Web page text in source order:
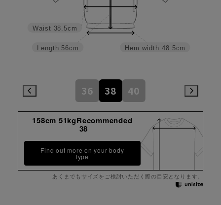
Hem width 48.5cm
Length 56cm
Waist 38.5cm
36 38 40
158cm 51kgRecommended
38
Find out more on your body
type
あくまでもサイズをご検討いただく際の目安となります。